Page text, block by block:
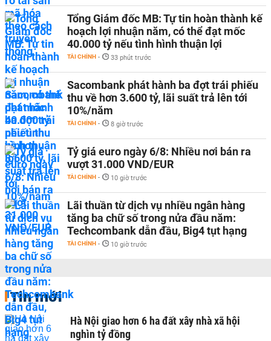
Tổng Giám đốc MB: Tự tin hoàn thành kế
hoạch lợi nhuận năm, có thể đạt mốc
40.000 tỷ nếu tình hình thuận lợi
TÀI CHÍNH - 33 phút trước
Sacombank phát hành ba đợt trái phiếu
thu về hơn 3.600 tỷ, lãi suất trả lên tới
10%/năm
TÀI CHÍNH - 8 giờ trước
Tỷ giá euro ngày 6/8: Nhiều nơi bán ra
vượt 31.000 VND/EUR
TÀI CHÍNH - 10 giờ trước
Lãi thuần từ dịch vụ nhiều ngân hàng
tăng ba chữ số trong nửa đầu năm:
Techcombank dẫn đầu, Big4 tụt hạng
TÀI CHÍNH - 10 giờ trước
Tin mới
Hà Nội giao hơn 6 ha đất xây nhà xã hội
nghìn tỷ đồng